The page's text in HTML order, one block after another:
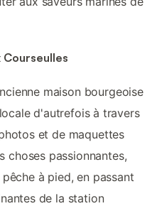
Courseulles
maison bourgeoise
d'autrefois à travers
et de maquettes
choses passionnantes,
à pied, en passant
de la station